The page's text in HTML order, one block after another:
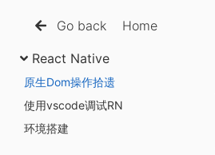
Go back Home
React Native
原生Dom操作拾遗
使用vscode调试RN
环境搭建